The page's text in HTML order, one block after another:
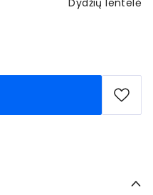
Dydžių lentelė